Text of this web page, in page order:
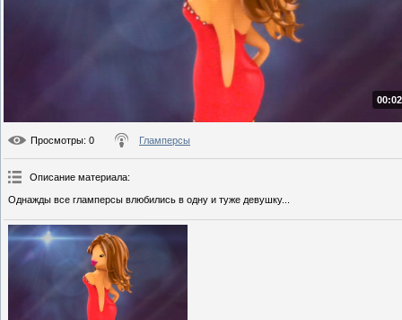
Просмотры: 0 Гламперсы
Описание материала:
Однажды все гламперсы влюбились в одну и туже девушку...